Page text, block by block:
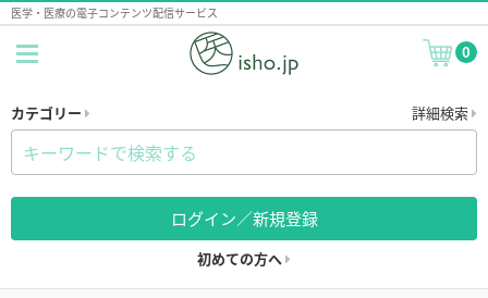
医学・医療の電子コンテンツ配信サービス
0
カテゴリー 詳細検索
ログイン／新規登録
初めての方へ